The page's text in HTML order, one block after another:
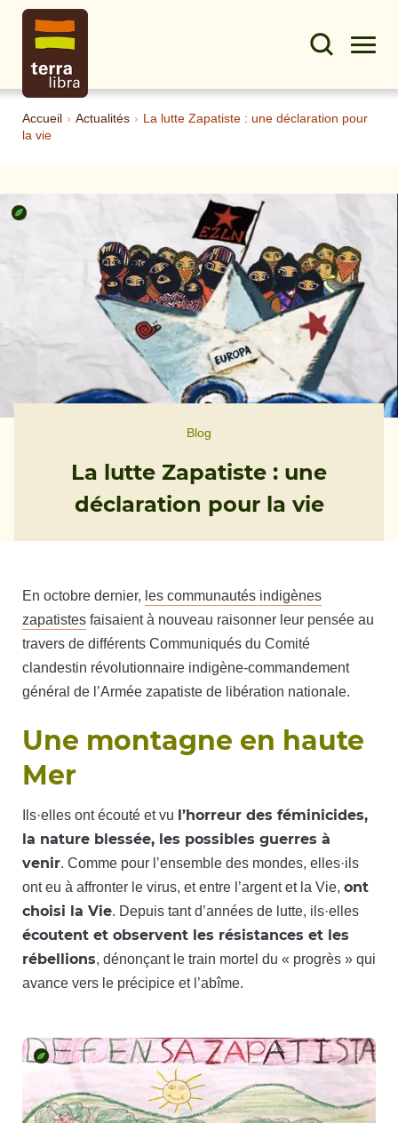
Accueil › Actualités › La lutte Zapatiste : une déclaration pour
la vie
Blog
La lutte Zapatiste : une
déclaration pour la vie
En octobre dernier, les communautés indigènes
zapatistes faisaient à nouveau raisonner leur pensée au
travers de différents Communiqués du Comité
clandestin révolutionnaire indigène-commandement
général de l’Armée zapatiste de libération nationale.
Une montagne en haute
Mer
Ils·elles ont écouté et vu l’horreur des féminicides,
la nature blessée, les possibles guerres à
venir. Comme pour l’ensemble des mondes, elles·ils
ont eu à affronter le virus, et entre l’argent et la Vie, ont
choisi la Vie. Depuis tant d’années de lutte, ils·elles
écoutent et observent les résistances et les
rébellions, dénonçant le train mortel du « progrès » qui
avance vers le précipice et l’abîme.